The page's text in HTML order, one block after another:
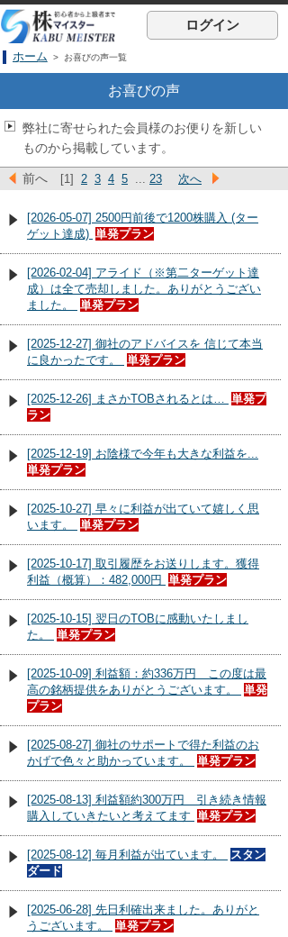
ログイン
ホーム > お喜びの声一覧
お喜びの声
弊社に寄せられた会員様のお便りを新しい
ものから掲載しています。
前へ [1] 2 3 4 5 ... 23 次へ
[2026-05-07] 2500円前後で1200株購入 (ター
ゲット達成) 単発プラン
[2026-02-04] アライド（※第二ターゲット達
成）は全て売却しました。ありがとうござい
ました。
単発プラン
[2025-12-27] 御社のアドバイスを 信じて本当
に良かったです。
単発プラン
[2025-12-26] まさかTOBされるとは… 単発プ
ラン
[2025-12-19] お陰様で今年も大きな利益を...
単発プラン
[2025-10-27] 早々に利益が出ていて嬉しく思
います。
単発プラン
[2025-10-17] 取引履歴をお送りします。獲得
利益（概算）：482,000円 単発プラン
[2025-10-15] 翌日のTOBに感動いたしまし
た。
単発プラン
[2025-10-09] 利益額：約336万円 この度は最
高の銘柄提供をありがとうございます。
単発
プラン
[2025-08-27] 御社のサポートで得た利益のお
かげで色々と助かっています。
単発プラン
[2025-08-13] 利益額約300万円 引き続き情報
購入していきたいと考えてます 単発プラン
[2025-08-12] 毎月利益が出ています。
スタン
ダード
[2025-06-28] 先日利確出来ました。ありがと
うございます。
単発プラン